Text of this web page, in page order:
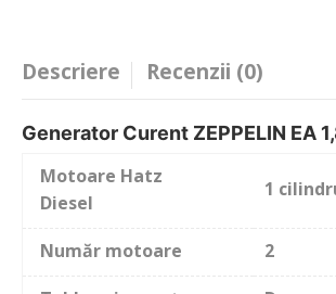
Descriere Recenzii (0)
Generator Curent ZEPPELIN EA
Motoare Hatz
Diesel
1
Număr motoare
2